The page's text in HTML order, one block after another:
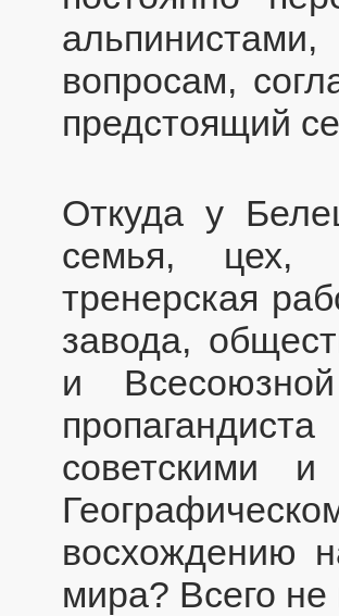
вопросам,
предстоящий
Откуда у
семья, цех,
тренерская
завода,
и
советскими
восхождению
мира? Всего